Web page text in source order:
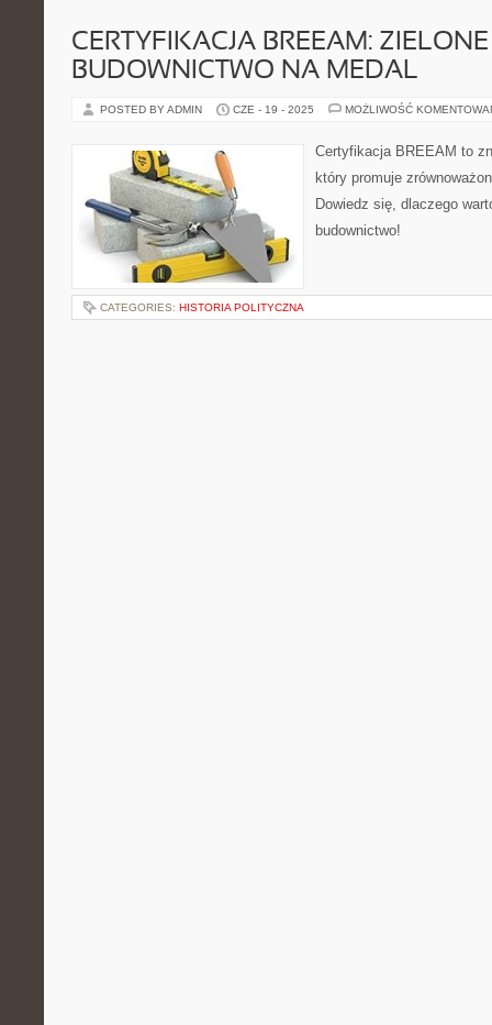
CERTYFIKACJA BREEAM: ZIELONE
BUDOWNICTWO NA MEDAL
POSTED BY ADMIN CZE - 19 - 2025 MOŻLIWOŚĆ
Certyfikacja BREEAM to
który promuje
Dowiedz się, dlaczego
budownictwo!
CATEGORIES: HISTORIA POLITYCZNA